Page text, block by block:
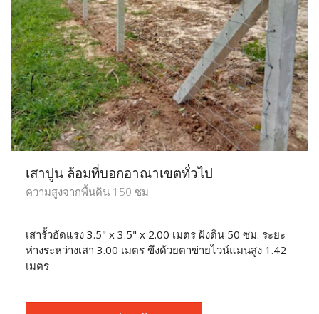
เสาปูน ล้อมที่บอกอาณาเขตทั่วไป
ความสูงจากพื้นดิน 150 ซม
เสารั้วอัดแรง 3.5" x 3.5" x 2.00 เมตร ฝังดิน 50 ซม. ระยะ
ห่างระหว่างเสา 3.00 เมตร ขึงด้วยตาข่ายไวน์แมนสูง 1.42
เมตร